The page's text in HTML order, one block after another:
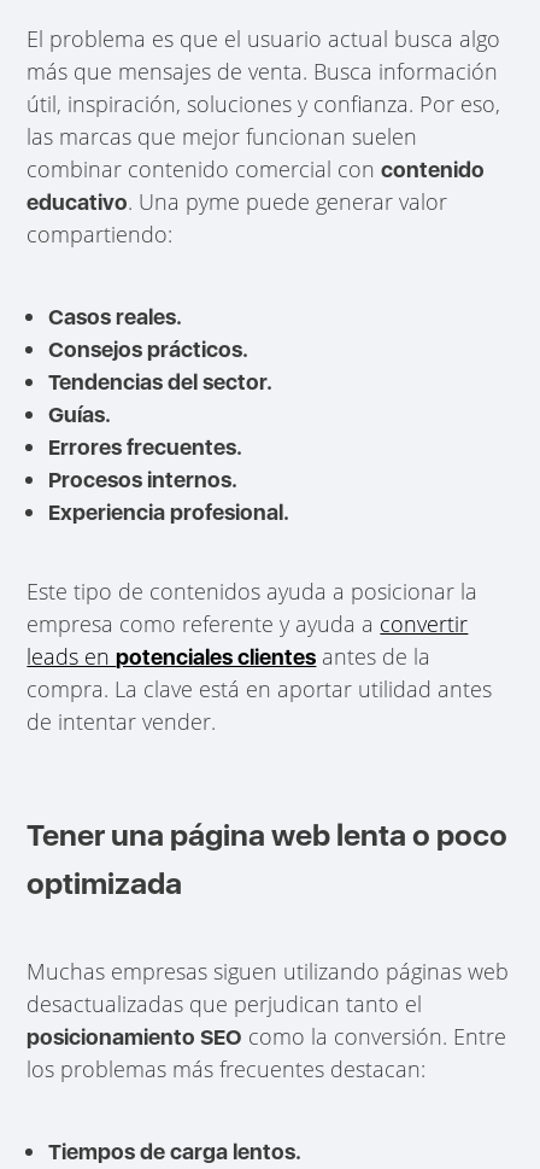
El problema es que el usuario actual busca algo
más que mensajes de venta. Busca información
útil, inspiración, soluciones y confianza. Por eso,
las marcas que mejor funcionan suelen
combinar contenido comercial concontenido
educativo. Una pyme puede generar valor
compartiendo:
Casos reales.
Consejos prácticos.
Tendencias del sector.
Guías.
Errores frecuentes.
Procesos internos.
Experiencia profesional.
Este tipo de contenidos ayuda a posicionar la
empresa como referente y ayuda a convertir
leads enpotenciales clientes antes de la
compra. La clave está en aportar utilidad antes
de intentar vender.
Tener una página web lenta o poco
optimizada
Muchas empresas siguen utilizando páginas web
desactualizadas que perjudican tanto el
posicionamiento SEO como la conversión. Entre
los problemas más frecuentes destacan:
Tiempos de carga lentos.